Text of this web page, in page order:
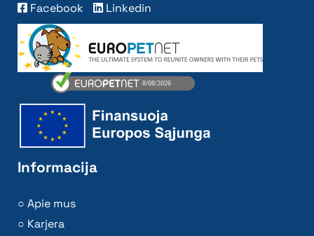
Facebook
Linkedin
Informacija
Apie mus
Karjera